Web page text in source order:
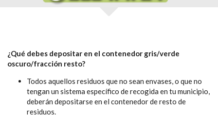
¿Qué debes depositar en el contenedor gris/verde
oscuro/fracción resto?
Todos aquellos residuos que no sean envases, o que no
tengan un sistema específico de recogida en tu municipio,
deberán depositarse en el contenedor de resto de
residuos.